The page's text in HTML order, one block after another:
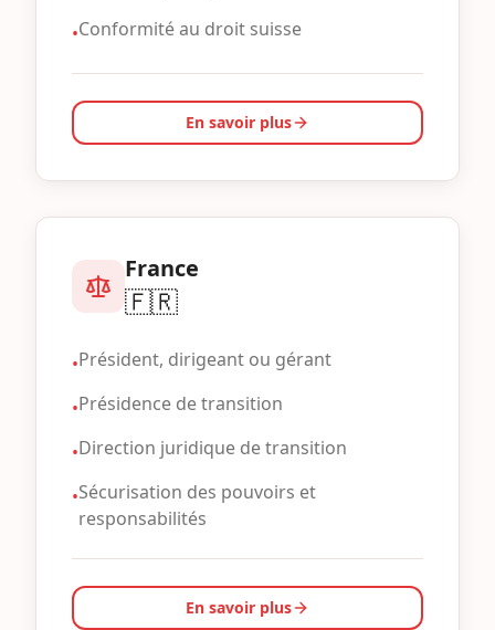
•Conformité au droit suisse
En savoir plus
France
🇫🇷
•Président, dirigeant ou gérant
•Présidence de transition
•Direction juridique de transition
•Sécurisation des pouvoirs et
responsabilités
En savoir plus